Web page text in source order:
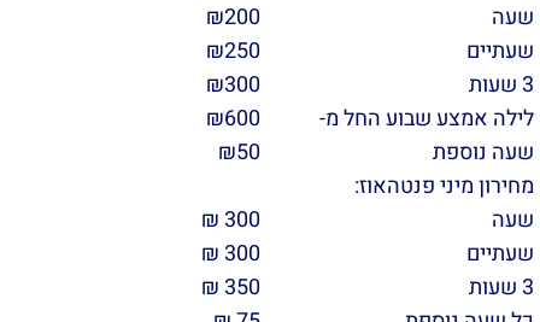
שעה 200
₪
שעתיים
250
₪
3 שעות
300
₪
לילה אמצע שבוע החל מ-
600
₪
שעה נוספת
50
₪
מחירון מיני פנטהאוז:
שעה
300 ₪
שעתיים
300 ₪
3 שעות
350 ₪